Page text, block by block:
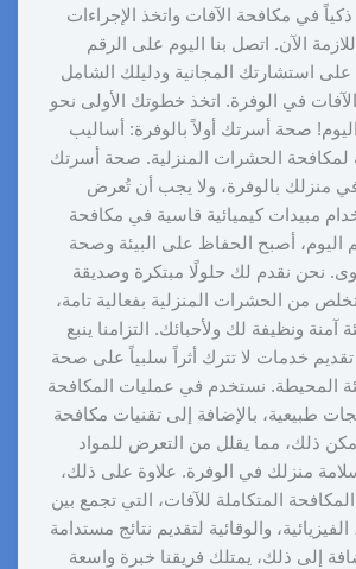
ذكياً في مكافحة الآفات واتخذ الإجراءات
اللازمة الآن. اتصل بنا اليوم على الرقم
لتحصل على استشارتك المجانية ودليلك الشامل
في الوفرة. اتخذ خطوتك الأولى نحو
صحة أسرتك أولاً بالوفرة: أساليب
لمكافحة الحشرات المنزلية. صحة أسرتك
منزلك بالوفرة، ولا يجب أن تُعرض
مبيدات كيميائية قاسية في مكافحة
اليوم، أصبح الحفاظ على البيئة وصحة
نحن نقدم لك حلولًا مبتكرة وصديقة
من الحشرات المنزلية بفعالية تامة،
ونظيفة لك ولأحبائك. التزامنا ينبع
تقديم خدمات لا تترك أثراً سلبياً على صحة
المحيطة. نستخدم في عمليات المكافحة
طبيعية، بالإضافة إلى تقنيات مكافحة
أمكن ذلك، مما يقلل من التعرض للمواد
منزلك في الوفرة. علاوة على ذلك،
المتكاملة للآفات، التي تجمع بين
الفيزيائية، والوقائية لتقديم نتائج مستدامة
إلى ذلك، يمتلك فريقنا خبرة واسعة